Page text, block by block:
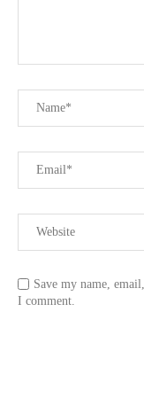
Save my name,
I comment.